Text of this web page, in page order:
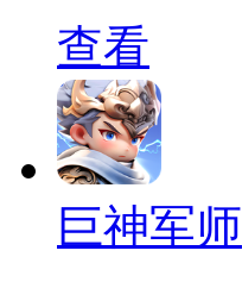
查看
巨神军师